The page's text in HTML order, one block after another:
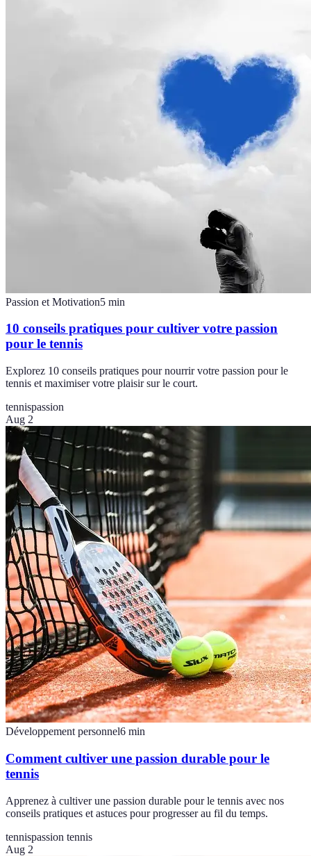
Passion et Motivation5 min
10 conseils pratiques pour cultiver votre passion
pour le tennis
Explorez 10 conseils pratiques pour nourrir votre passion pour le
tennis et maximiser votre plaisir sur le court.
tennispassion
Aug 2
Développement personnel6 min
Comment cultiver une passion durable pour le
tennis
Apprenez à cultiver une passion durable pour le tennis avec nos
conseils pratiques et astuces pour progresser au fil du temps.
tennispassion tennis
Aug 2